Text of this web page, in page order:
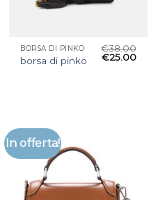
BORSA DI PINKO
borsa di pinko
€38.00
€25.00
In offerta!